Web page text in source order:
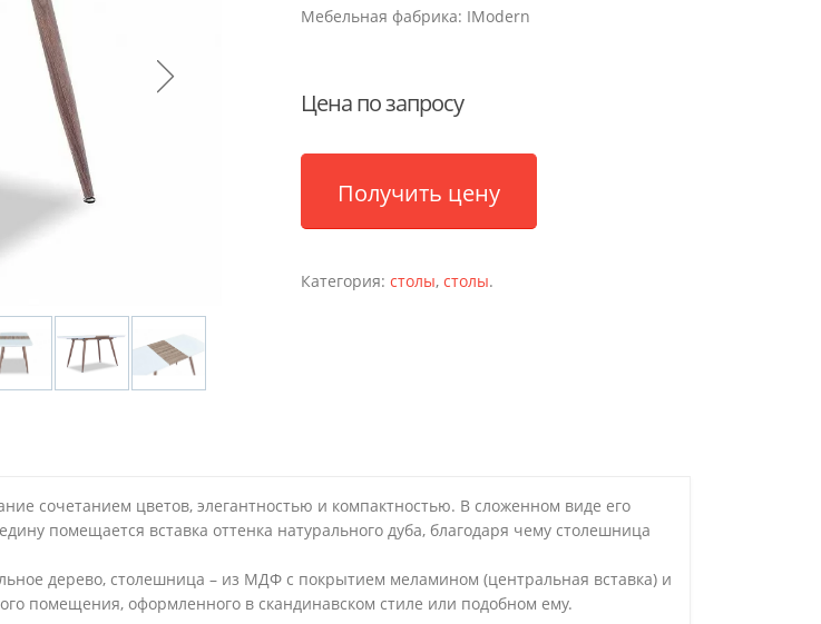
Мебельная фабрика: IModern
Цена по запросу
Получить цену
Категория: столы, столы.
сочетанием цветов, элегантностью и компактностью. В сложенном виде его
помещается вставка оттенка натурального дуба, благодаря чему столешница
дерево, столешница – из МДФ с покрытием меламином (центральная вставка) и
помещения, оформленного в скандинавском стиле или подобном ему.